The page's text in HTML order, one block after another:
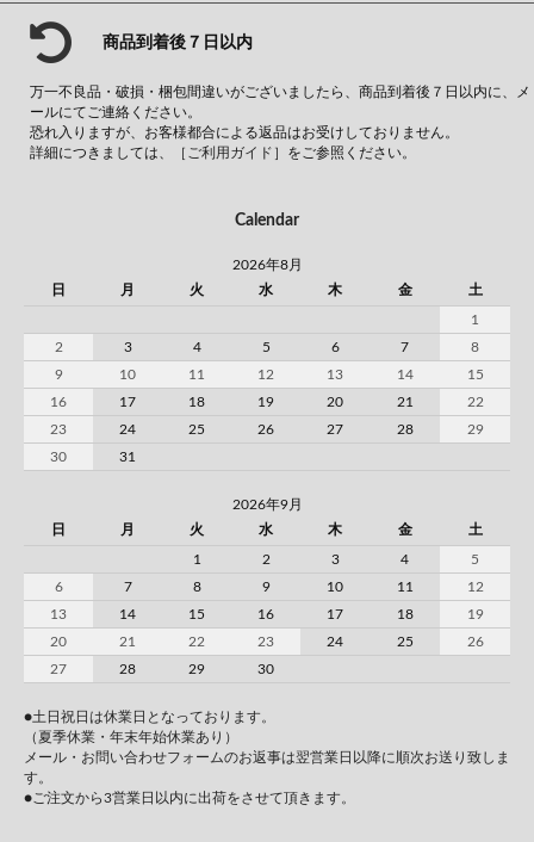
商品到着後７日以内
万一不良品・破損・梱包間違いがございましたら、商品到着後７日以内に、メ
ールにてご連絡ください。
恐れ入りますが、お客様都合による返品はお受けしておりません。
詳細につきましては、
［ご利用ガイド］ をご参照ください。
Calendar
2026年8月
日
月 火 水 木 金 土
1
2
3 4 5 6 7
8
9
10 11 12 13 14
15
16
17 18 19 20 21
22
23
24 25 26 27 28
29
30
31
2026年9月
日
月 火 水 木 金 土
1 2 3 4
5
6
7 8 9 10 11
12
13
14 15 16 17 18
19
20
21 22 23 24 25
26
27
28 29 30
●土日祝日は休業日となっております。
（夏季休業・年末年始休業あり）
メール・お問い合わせフォームのお返事は翌営業日以降に順次お送り致しま
す。
●ご注文から3営業日以内に出荷をさせて頂きます。